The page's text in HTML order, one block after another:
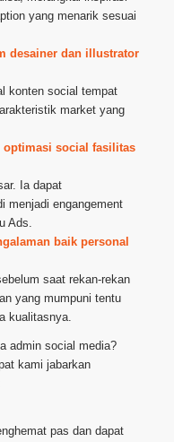
yang menarik sesuai
desainer dan illustrator
konten social tempat
market yang
social fasilitas
Ia dapat
menjadi engangement
Ads.
baik personal
saat rekan-rekan
yang mumpuni tentu
kualitasnya.
admin social media?
kami jabarkan
pas dan dapat